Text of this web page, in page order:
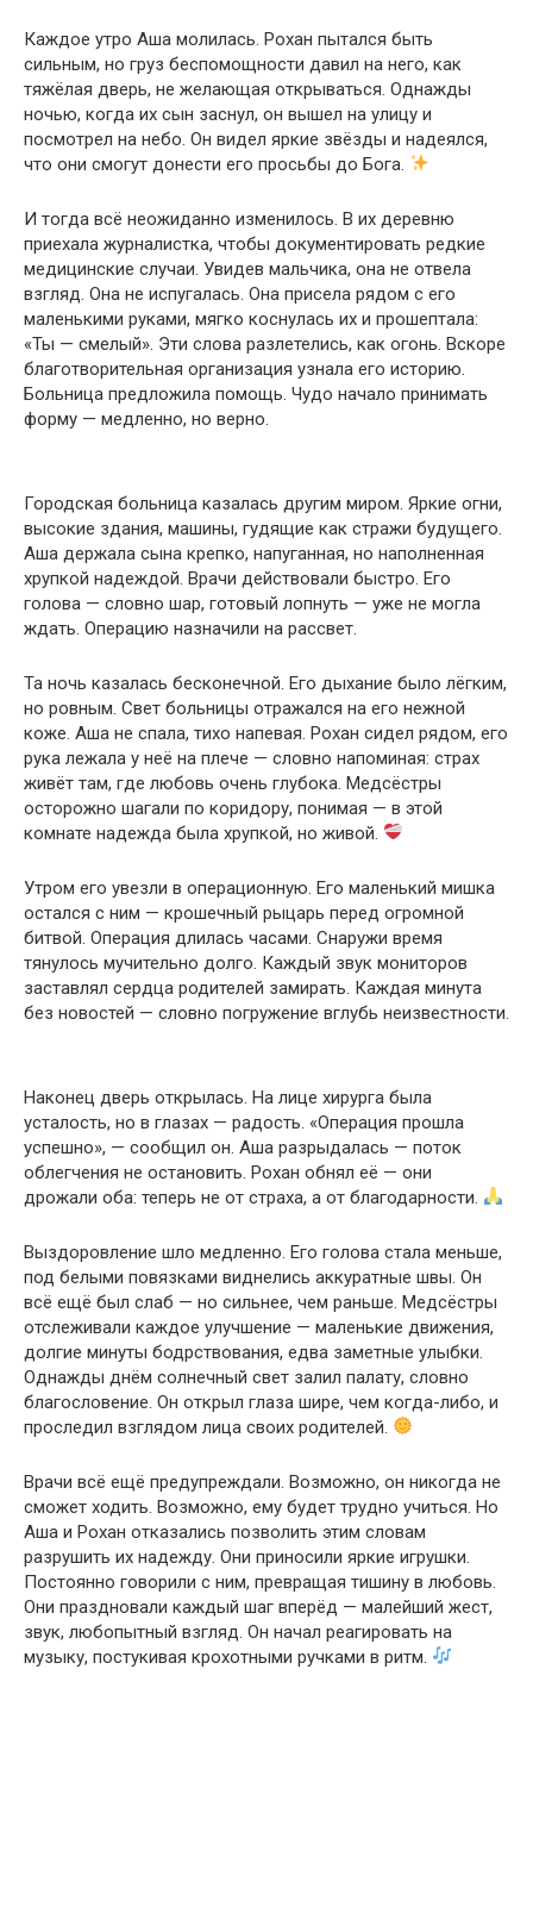
Каждое утро Аша молилась. Рохан пытался быть
сильным, но груз беспомощности давил на него, как
тяжёлая дверь, не желающая открываться. Однажды
ночью, когда их сын заснул, он вышел на улицу и
посмотрел на небо. Он видел яркие звёзды и надеялся,
что они смогут донести его просьбы до Бога.
И тогда всё неожиданно изменилось. В их деревню
приехала журналистка, чтобы документировать редкие
медицинские случаи. Увидев мальчика, она не отвела
взгляд. Она не испугалась. Она присела рядом с его
маленькими руками, мягко коснулась их и прошептала:
«Ты — смелый». Эти слова разлетелись, как огонь. Вскоре
благотворительная организация узнала его историю.
Больница предложила помощь. Чудо начало принимать
форму — медленно, но верно.
Городская больница казалась другим миром. Яркие огни,
высокие здания, машины, гудящие как стражи будущего.
Аша держала сына крепко, напуганная, но наполненная
хрупкой надеждой. Врачи действовали быстро. Его
голова — словно шар, готовый лопнуть — уже не могла
ждать. Операцию назначили на рассвет.
Та ночь казалась бесконечной. Его дыхание было лёгким,
но ровным. Свет больницы отражался на его нежной
коже. Аша не спала, тихо напевая. Рохан сидел рядом, его
рука лежала у неё на плече — словно напоминая: страх
живёт там, где любовь очень глубока. Медсёстры
осторожно шагали по коридору, понимая — в этой
комнате надежда была хрупкой, но живой.
Утром его увезли в операционную. Его маленький мишка
остался с ним — крошечный рыцарь перед огромной
битвой. Операция длилась часами. Снаружи время
тянулось мучительно долго. Каждый звук мониторов
заставлял сердца родителей замирать. Каждая минута
без новостей — словно погружение вглубь неизвестности.
Наконец дверь открылась. На лице хирурга была
усталость, но в глазах — радость. «Операция прошла
успешно», — сообщил он. Аша разрыдалась — поток
облегчения не остановить. Рохан обнял её — они
дрожали оба: теперь не от страха, а от благодарности.
Выздоровление шло медленно. Его голова стала меньше,
под белыми повязками виднелись аккуратные швы. Он
всё ещё был слаб — но сильнее, чем раньше. Медсёстры
отслеживали каждое улучшение — маленькие движения,
долгие минуты бодрствования, едва заметные улыбки.
Однажды днём солнечный свет залил палату, словно
благословение. Он открыл глаза шире, чем когда-либо, и
проследил взглядом лица своих родителей.
Врачи всё ещё предупреждали. Возможно, он никогда не
сможет ходить. Возможно, ему будет трудно учиться. Но
Аша и Рохан отказались позволить этим словам
разрушить их надежду. Они приносили яркие игрушки.
Постоянно говорили с ним, превращая тишину в любовь.
Они праздновали каждый шаг вперёд — малейший жест,
звук, любопытный взгляд. Он начал реагировать на
музыку, постукивая крохотными ручками в ритм.